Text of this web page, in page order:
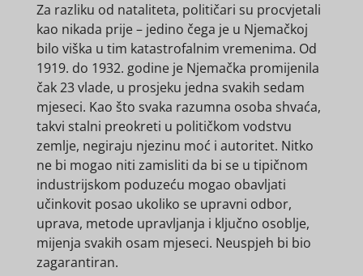
Za razliku od nataliteta, političari su procvjetali
kao nikada prije – jedino čega je u Njemačkoj
bilo viška u tim katastrofalnim vremenima. Od
1919. do 1932. godine je Njemačka promijenila
čak 23 vlade, u prosjeku jedna svakih sedam
mjeseci. Kao što svaka razumna osoba shvaća,
takvi stalni preokreti u političkom vodstvu
zemlje, negiraju njezinu moć i autoritet. Nitko
ne bi mogao niti zamisliti da bi se u tipičnom
industrijskom poduzeću mogao obavljati
učinkovit posao ukoliko se upravni odbor,
uprava, metode upravljanja i ključno osoblje,
mijenja svakih osam mjeseci. Neuspjeh bi bio
zagarantiran.